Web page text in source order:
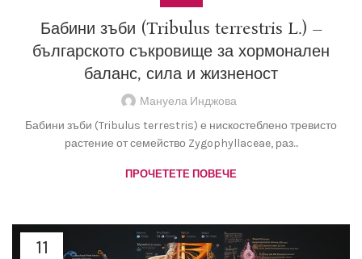
Бабини зъби (Tribulus terrestris L.) –
българското съкровище за хормонален
баланс, сила и жизненост
Мануела Инджова
Бабини зъби (Tribulus terrestris) е нискостеблено тревисто
растение от семейство Zygophyllaceae, раз...
ПРОЧЕТЕТЕ ПОВЕЧЕ
11